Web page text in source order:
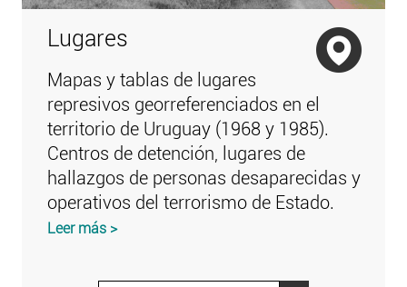
Lugares
Mapas y tablas de lugares
represivos georreferenciados en el
territorio de Uruguay (1968 y 1985).
Centros de detención, lugares de
hallazgos de personas desaparecidas y
operativos del terrorismo de Estado.
Leer más >